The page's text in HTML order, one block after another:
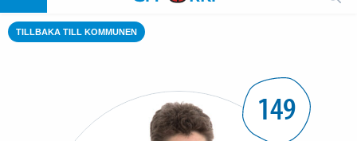
TILLBAKA TILL KOMMUNEN
149